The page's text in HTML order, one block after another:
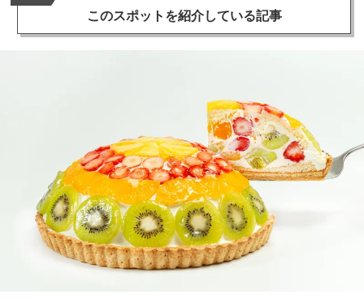
このスポットを紹介している記事